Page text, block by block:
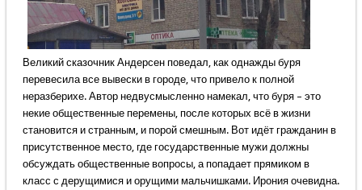
Великий сказочник Андерсен поведал, как однажды буря
перевесила все вывески в городе, что привело к полной
неразберихе. Автор недвусмысленно намекал, что буря – это
некие общественные перемены, после которых всё в жизни
становится и странным, и порой смешным. Вот идёт гражданин в
присутственное место, где государственные мужи должны
обсуждать общественные вопросы, а попадает прямиком в
класс с дерущимися и орущими мальчишками. Ирония очевидна.